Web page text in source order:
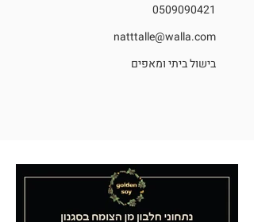
0509090421
natttalle@walla.com
בישול ביתי ומאפים